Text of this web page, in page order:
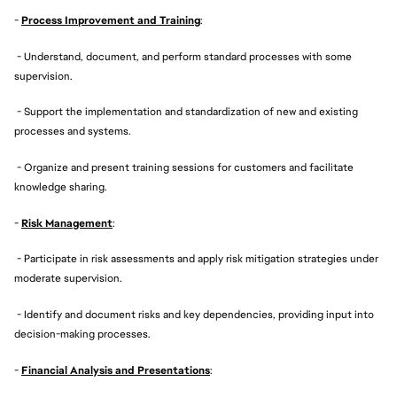
-Process Improvement and Training:
- Understand, document, and perform standard processes with some
supervision.
- Support the implementation and standardization of new and existing
processes and systems.
- Organize and present training sessions for customers and facilitate
knowledge sharing.
-Risk Management:
- Participate in risk assessments and apply risk mitigation strategies under
moderate supervision.
- Identify and document risks and key dependencies, providing input into
decision-making processes.
-Financial Analysis and Presentations: